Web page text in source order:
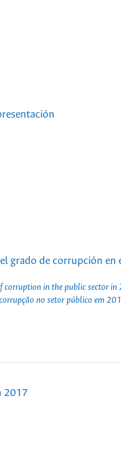
grado de corrupción en
corruption in the public sector in
no setor público em
2017